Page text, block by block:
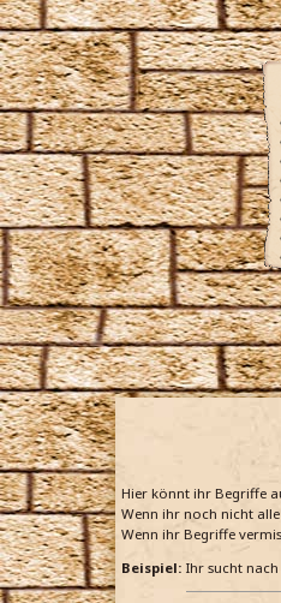
Hier könnt ihr Begriffe
Wenn ihr noch nicht
Wenn ihr Begriffe
Beispiel: Ihr sucht